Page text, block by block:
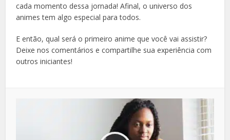
cada momento dessa jornada! Afinal, o universo dos
animes tem algo especial para todos.
E então, qual será o primeiro anime que você vai assistir?
Deixe nos comentários e compartilhe sua experiência com
outros iniciantes!